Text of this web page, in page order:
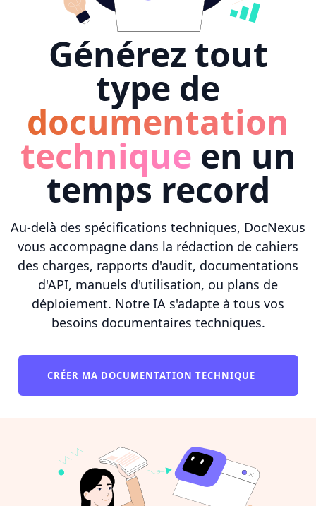
Générez tout
type de
documentation
technique en un
temps record
Au-delà des spécifications techniques, DocNexus
vous accompagne dans la rédaction de cahiers
des charges, rapports d'audit, documentations
d'API, manuels d'utilisation, ou plans de
déploiement. Notre IA s'adapte à tous vos
besoins documentaires techniques.
CRÉER MA DOCUMENTATION TECHNIQUE